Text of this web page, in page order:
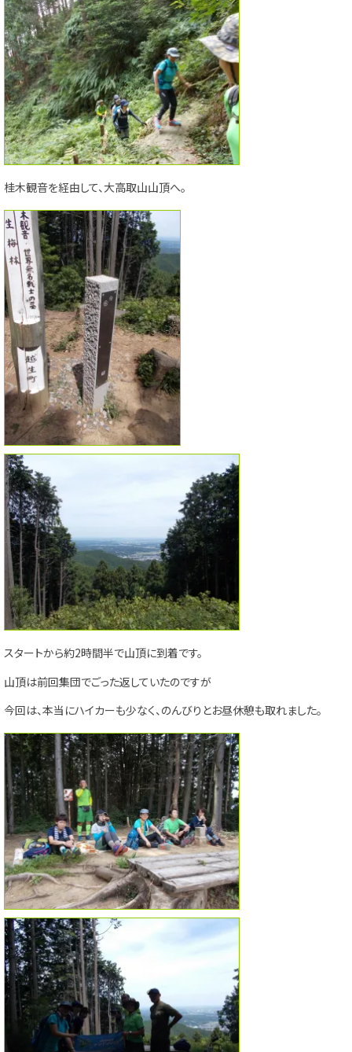
桂木観音を経由して、大高取山山頂へ。
スタートから約2時間半で山頂に到着です。
山頂は前回集団でごった返していたのですが
今回は、本当にハイカーも少なく、のんびりとお昼休憩も取れました。